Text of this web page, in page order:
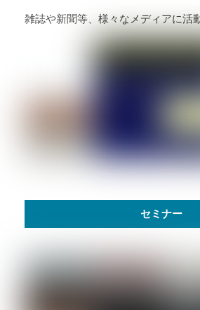
雑誌や新聞等、様々なメディアに活
セミナー